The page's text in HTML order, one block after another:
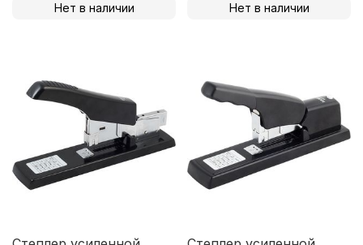
Нет в наличии Нет в наличии